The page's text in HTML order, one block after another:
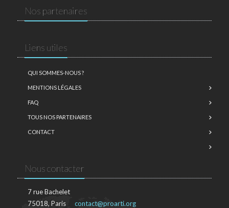
Nos partenaires
Liens utiles
QUI SOMMES-NOUS ?
MENTIONS LÉGALES
FAQ
TOUS NOS PARTENAIRES
CONTACT
Nous contacter
7 rue Bachelet
75018, Paris
contact@proarti.org